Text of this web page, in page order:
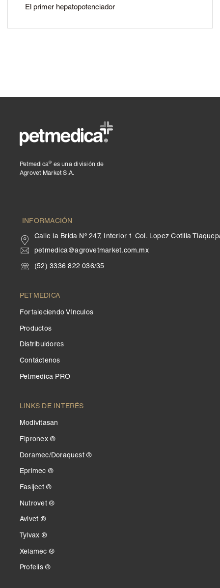
El primer hepatopotenciador
Petmedica® es una división de
Agrovet Market S.A.
INFORMACIÓN
Calle la Brida Nº 247, Interior 1 Col. Lopez Cotilla
petmedica@agrovetmarket.com.mx
(52) 3336 822 036/35
PETMEDICA
Fortaleciendo Vínculos
Productos
Distribuidores
Contáctenos
Petmedica PRO
LINKS DE INTERÉS
Modivitasan
Fipronex ®
Doramec/Doraquest ®
Eprimec ®
Fasiject ®
Nutrovet ®
Avivet ®
Tylvax ®
Xelamec ®
Profelis ®